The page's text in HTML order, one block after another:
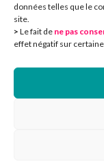
données telles que le
site.
> Le fait de ne pas
effet négatif sur